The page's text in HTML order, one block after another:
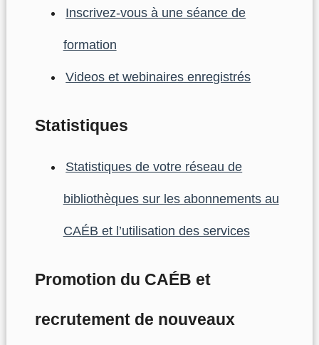
Inscrivez-vous à une séance de
formation
Videos et webinaires enregistrés
Statistiques
Statistiques de votre réseau de
bibliothèques sur les abonnements au
CAÉB et l’utilisation des services
Promotion du CAÉB et
recrutement de nouveaux